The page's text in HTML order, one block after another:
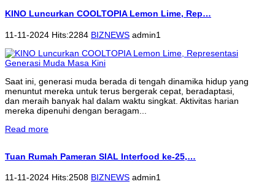
KINO Luncurkan COOLTOPIA Lemon Lime, Rep…
11-11-2024 Hits:2284 BIZNEWS admin1
Saat ini, generasi muda berada di tengah dinamika hidup yang
menuntut mereka untuk terus bergerak cepat, beradaptasi,
dan meraih banyak hal dalam waktu singkat. Aktivitas harian
mereka dipenuhi dengan beragam...
Read more
Tuan Rumah Pameran SIAL Interfood ke-25,…
11-11-2024 Hits:2508 BIZNEWS admin1